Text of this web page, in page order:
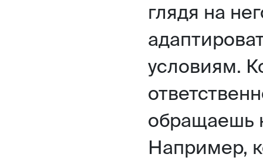
глядя на
условиям.
обращаешь
Например,